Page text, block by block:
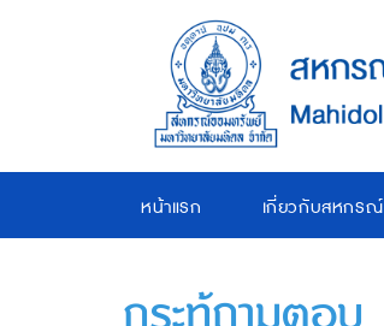
หน้าแรก เกี่ยวกับสหกรณ์